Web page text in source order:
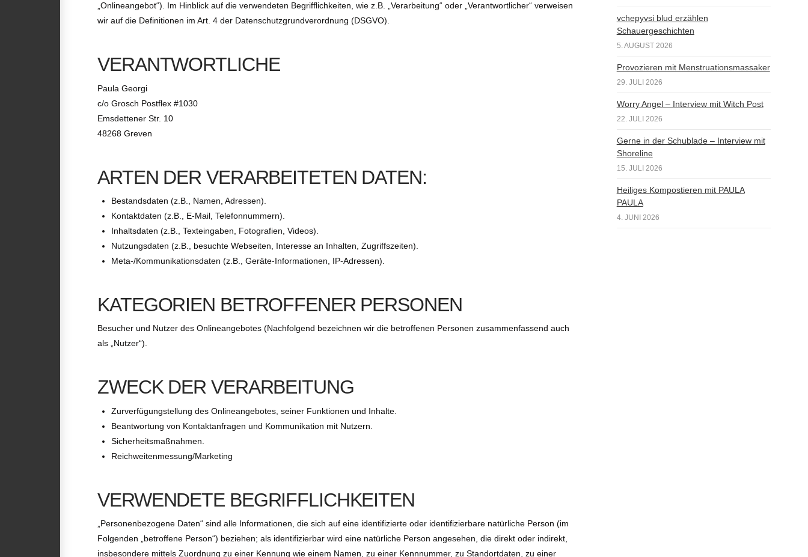
„Onlineangebot“). Im Hinblick auf die verwendeten Begrifflichkeiten, wie z.B. „Verarbeitung“ oder „Verantwortlicher“ verweisen
wir auf die Definitionen im Art. 4 der Datenschutzgrundverordnung (DSGVO).
VERANTWORTLICHE
Paula Georgi
c/o Grosch Postflex #1030
Emsdettener Str. 10
48268 Greven
ARTEN DER VERARBEITETEN DATEN:
Bestandsdaten (z.B., Namen, Adressen).
Kontaktdaten (z.B., E-Mail, Telefonnummern).
Inhaltsdaten (z.B., Texteingaben, Fotografien, Videos).
Nutzungsdaten (z.B., besuchte Webseiten, Interesse an Inhalten, Zugriffszeiten).
Meta-/Kommunikationsdaten (z.B., Geräte-Informationen, IP-Adressen).
KATEGORIEN BETROFFENER PERSONEN
Besucher und Nutzer des Onlineangebotes (Nachfolgend bezeichnen wir die betroffenen Personen zusammenfassend auch
als „Nutzer“).
ZWECK DER VERARBEITUNG
Zurverfügungstellung des Onlineangebotes, seiner Funktionen und Inhalte.
Beantwortung von Kontaktanfragen und Kommunikation mit Nutzern.
Sicherheitsmaßnahmen.
Reichweitenmessung/Marketing
VERWENDETE BEGRIFFLICHKEITEN
„Personenbezogene Daten“ sind alle Informationen, die sich auf eine identifizierte oder identifizierbare natürliche Person (im
Folgenden „betroffene Person“) beziehen; als identifizierbar wird eine natürliche Person angesehen, die direkt oder indirekt,
insbesondere mittels Zuordnung zu einer Kennung wie einem Namen, zu einer Kennnummer, zu Standortdaten, zu einer
vchepyvsi blud erzählen
Schauergeschichten
5. AUGUST 2026
Provozieren mit Menstruationsmassaker
29. JULI 2026
Worry Angel – Interview mit Witch Post
22. JULI 2026
Gerne in der Schublade – Interview mit
Shoreline
15. JULI 2026
Heiliges Kompostieren mit PAULA
PAULA
4. JUNI 2026